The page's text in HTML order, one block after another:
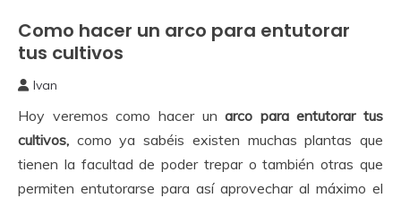
Huerto
Como hacer un arco para entutorar
tus cultivos
agosto,
2019
Ivan
Hoy veremos como hacer unarco para entutorar tus
cultivos, como ya sabéis existen muchas plantas que
tienen la facultad de poder trepar o también otras que
permiten entutorarse para así aprovechar al máximo el